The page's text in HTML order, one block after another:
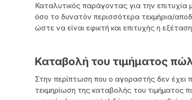
Καταλυτικός παράγοντας για την επιτυχία
όσο το δυνατόν περισσότερα τεκμήρια/
ώστε να είναι εφικτή και επιτυχής η
Καταβολή του τιμήματος
Στην περίπτωση που ο αγοραστής δεν έχει
τεκμηρίωση της καταβολής του